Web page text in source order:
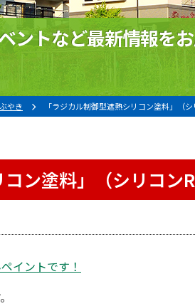
ントなど最新情報を
やき 「ラジカル制御型遮熱シリコン塗料」（
コン塗料」（シリコン
イントです！